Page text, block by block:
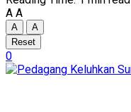
A A
A
A
Reset
0